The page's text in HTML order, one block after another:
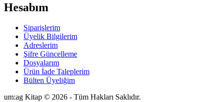
Hesabım
Siparişlerim
Üyelik Bilgilerim
Adreslerim
Şifre Güncelleme
Dosyalarım
Ürün İade Taleplerim
Bülten Üyeliğim
um:ag Kitap © 2026 - Tüm Hakları Saklıdır.